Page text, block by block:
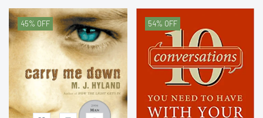
54% OFF 57% OFF